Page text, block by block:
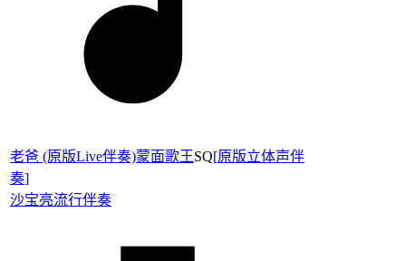
老爸 (原版Live伴奏)蒙面歌王SQ[原版立体声伴
奏]
沙宝亮流行伴奏